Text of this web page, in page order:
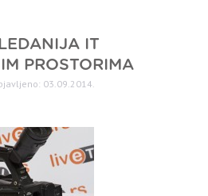
IT
PROSTORIMA
03.09.2014.